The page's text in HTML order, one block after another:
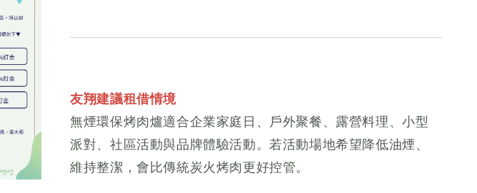
友翔建議租借情境
無煙環保烤肉爐適合企業家庭日、戶外聚餐、露營料理、小型
派對、社區活動與品牌體驗活動。若活動場地希望降低油煙、
維持整潔，會比傳統炭火烤肉更好控管。